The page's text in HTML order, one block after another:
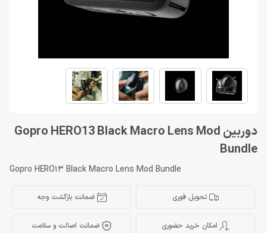
دوربین Gopro HERO13 Black Macro Lens Mod
Bundle
Gopro HERO13 Black Macro Lens Mod Bundle
تحویل فوری ضمانت بازگشت وجه
امکان خرید حضوری ضمانت اصالت و سلامت